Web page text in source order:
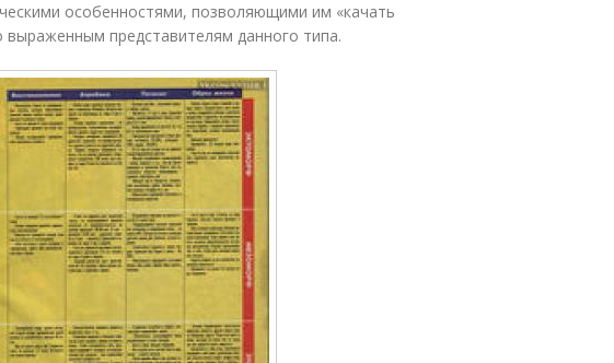
особенностями, позволяющими им «качать
выраженным представителям данного типа.